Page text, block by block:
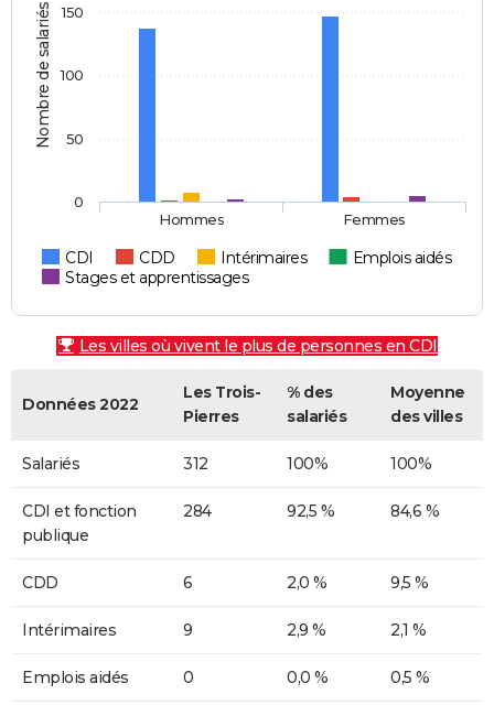
Nombre de salariés
CDI CDD Intérimaires
Emplois aidés
Stages et apprentissages
Hommes Femmes
0
50
100
150
Les villes où vivent le plus de personnes en CDI
Données 2022
Les Trois-
Pierres
% des
salariés
Moyenne
des villes
Salariés 312 100% 100%
CDI et fonction
publique
284 92,5 % 84,6 %
CDD 6 2,0 % 9,5 %
Intérimaires 9 2,9 % 2,1 %
Emplois aidés 0 0,0 % 0,5 %